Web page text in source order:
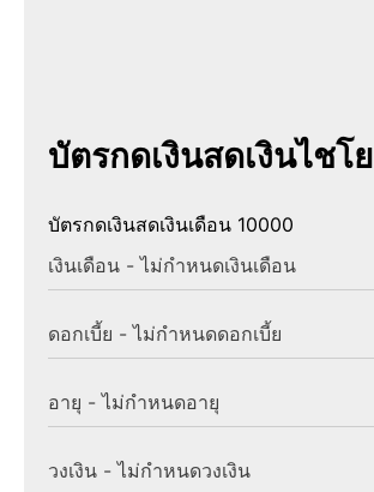
บัตรกดเงินสดเงินไชโย
บัตรกดเงินสดเงินเดือน 10000
เงินเดือน - ไม่กำหนดเงินเดือน
ดอกเบี้ย - ไม่กำหนดดอกเบี้ย
อายุ - ไม่กำหนดอายุ
วงเงิน - ไม่กำหนดวงเงิน